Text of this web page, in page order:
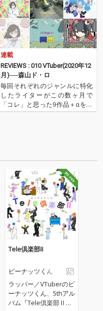
連載
REVIEWS : 010 VTuber(2020年12
月)──森山ド・ロ
毎回それぞれのジャンルに特化
したライターがこの数ヶ月で
「コレ」と思った9作品＋αを紹
介するコーナー。今回はVTuber
クト。トマト組の中で…
Tele倶楽部II
ピーナッツくん
ラッパー／VTuberのピ
ーナッツくん、5thアル
バム『Tele倶楽部Ⅱ』